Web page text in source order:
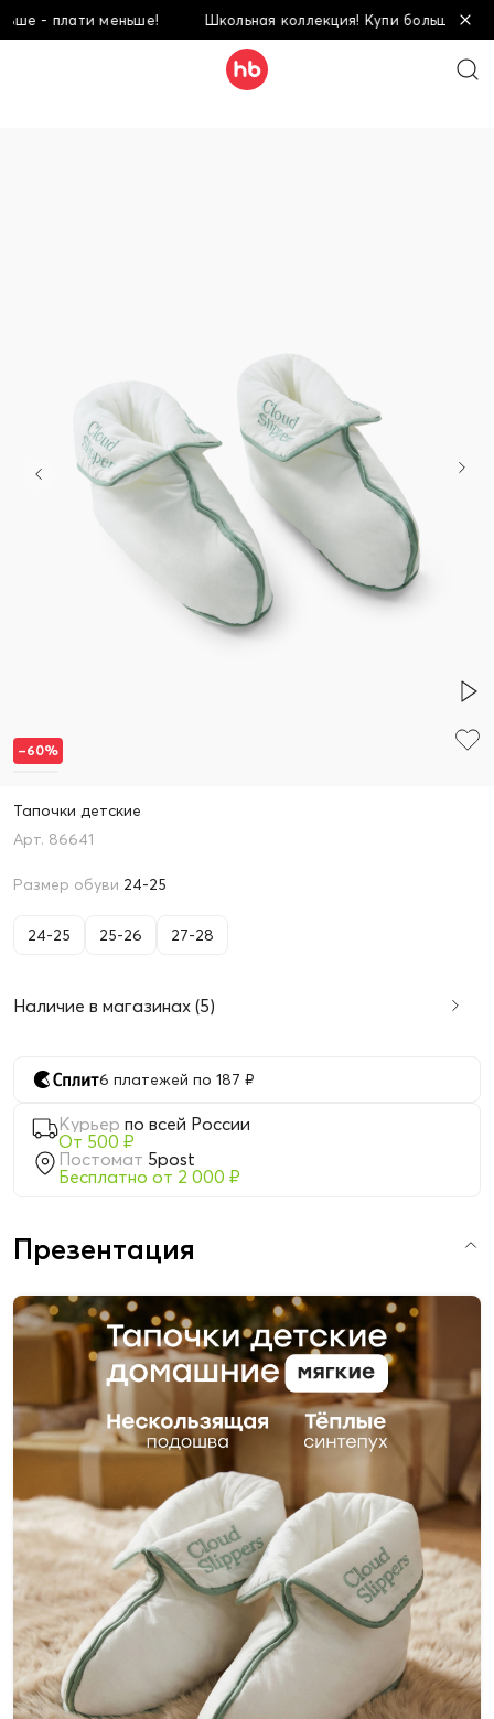
плати меньше! Школьная коллекция! Купи больше - плати
Тапочки детские
86641
Размер обуви 24-25
24-25 25-26 27-28
Наличие в магазинах (5)
6 платежей по 187 ₽
Курьер по всей России
От 500 ₽
Постомат 5post
Бесплатно от 2 000 ₽
–60%
Презентация